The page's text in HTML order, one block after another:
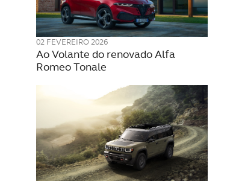
02 FEVEREIRO 2026
Ao Volante do renovado Alfa
Romeo Tonale